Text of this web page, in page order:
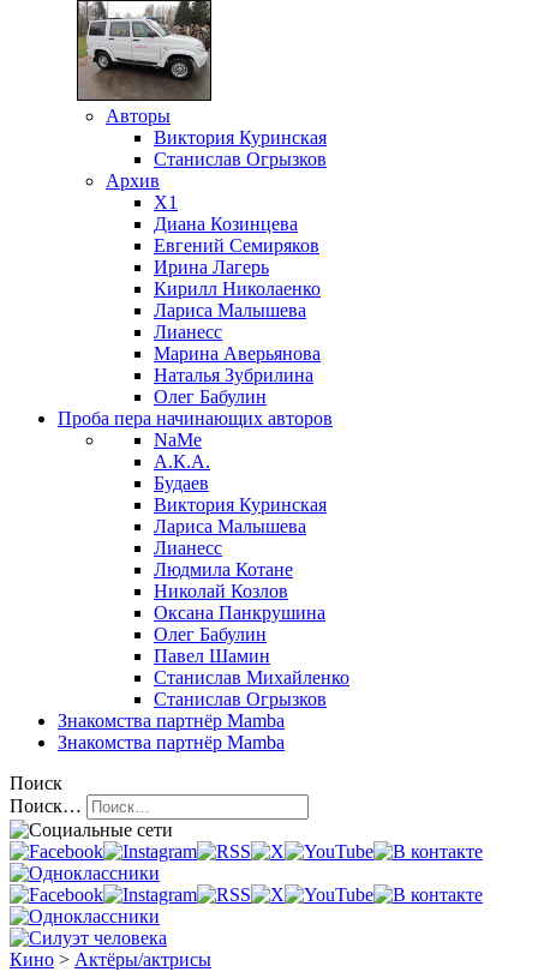
Авторы
Виктория Куринская
Станислав Огрызков
Архив
X1
Диана Козинцева
Евгений Семиряков
Ирина Лагерь
Кирилл Николаенко
Лариса Малышева
Лианесс
Марина Аверьянова
Наталья Зубрилина
Олег Бабулин
Проба пера начинающих авторов
NaMe
А.К.А.
Будаев
Виктория Куринская
Лариса Малышева
Лианесс
Людмила Котане
Николай Козлов
Оксана Панкрушина
Олег Бабулин
Павел Шамин
Станислав Михайленко
Станислав Огрызков
Знакомства партнёр Mamba
Знакомства партнёр Mamba
Поиск
Поиск…
Кино > Актёры/актрисы